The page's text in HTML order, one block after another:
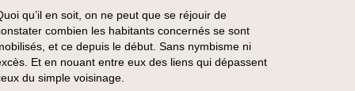
qu’il en soit, on ne peut que se réjouir de
combien les habitants concernés se sont
et ce depuis le début. Sans nymbisme ni
Et en nouant entre eux des liens qui dépassent
du simple voisinage.